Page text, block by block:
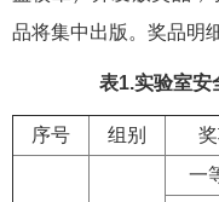
品将集中出版。奖品明
表1.实验室安
序号 组别
一